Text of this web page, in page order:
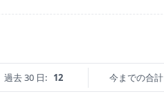
過去 30 日: 12 今までの合計